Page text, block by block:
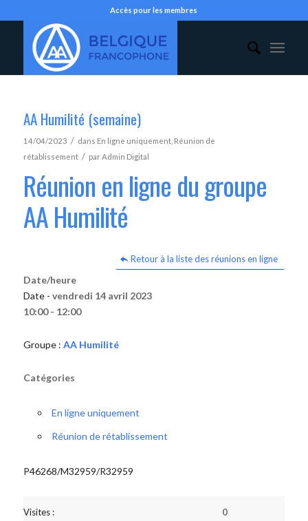
Accès pour les membres
AA Humilité (semaine)
14/04/2023 / dans En ligne uniquement, Réunion de
rétablissement / parAdmin Digital
Réunion en ligne du groupe
AA Humilité
Retour à la liste des réunions en ligne
Date/heure
Date - vendredi 14 avril 2023
10:00 - 12:00
Groupe : AA Humilité
Catégories
En ligne uniquement
Réunion de rétablissement
P46268/M32959/R32959
Visites : 0